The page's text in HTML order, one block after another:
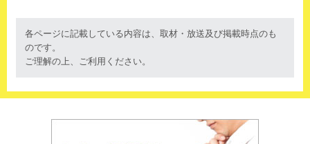
各ページに記載している内容は、取材・放送及び掲載時点のも
のです。
ご理解の上、ご利用ください。